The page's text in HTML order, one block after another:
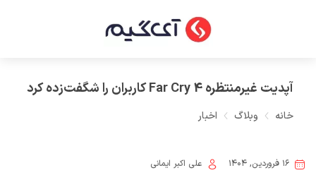
آپدیت غیرمنتظره Far Cry 4 کاربران را شگفت‌زده کرد
خانه وبلاگ اخبار
۱۶ فروردین, ۱۴۰۴ علی اکبر ایمانی